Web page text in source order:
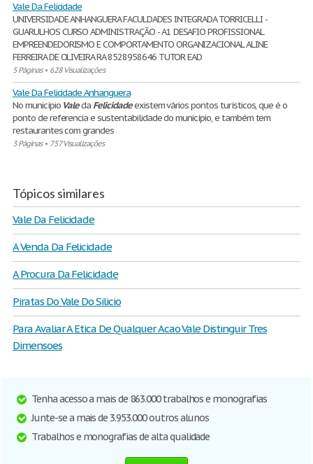
Vale Da Felicidade
UNIVERSIDADE ANHANGUERA FACULDADES INTEGRADA TORRICELLI -
GUARULHOS CURSO ADMINISTRAÇÃO - A1 DESAFIO PROFISSIONAL
EMPREENDEDORISMO E COMPORTAMENTO ORGANIZACIONAL ALINE
FERREIRA DE OLIVEIRA RA 8528958646 TUTOR EAD
5 Páginas• 628 Visualizações
Vale Da Felicidade Anhanguera
No município Valeda Felicidadeexistem vários pontos turísticos, que é o
ponto de referencia e sustentabilidade do município, e também tem
restaurantes com grandes
3 Páginas• 757 Visualizações
Tópicos similares
Vale Da Felicidade
A Venda Da Felicidade
A Procura Da Felicidade
Piratas Do Vale Do Silicio
Para Avaliar A Etica De Qualquer Acao Vale Distinguir Tres
Dimensoes
Tenha acesso a mais de 863.000 trabalhos e monografias
Junte-se a mais de 3.953.000 outros alunos
Trabalhos e monografias de alta qualidade